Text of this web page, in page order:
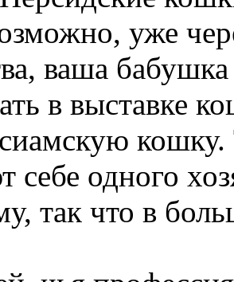
уже
ваша
в выставке
кошку.
себе одного
так что в